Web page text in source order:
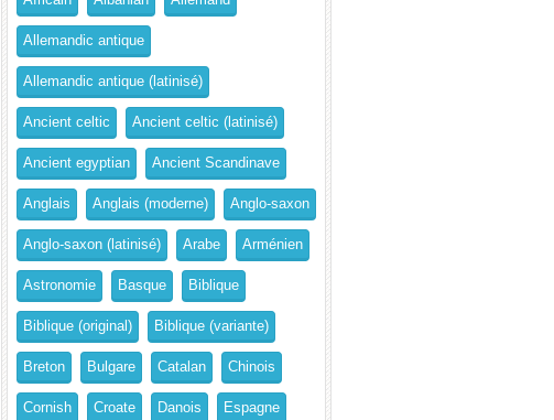
Allemandic antique
Allemandic antique (latinisé)
Ancient celtic Ancient celtic (latinisé)
Ancient egyptian Ancient Scandinave
Anglais Anglais (moderne) Anglo-saxon
Anglo-saxon (latinisé) Arabe Arménien
Astronomie Basque Biblique
Biblique (original) Biblique (variante)
Breton Bulgare Catalan Chinois
Cornish Croate Danois Espagne